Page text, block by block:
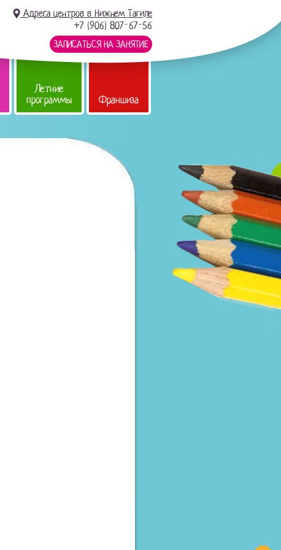
Адреса центров в Нижнем Тагиле
+7 (906) 807-67-56
ЗАПИСАТЬСЯ НА ЗАНЯТИЕ
Летние
программы Франшиза